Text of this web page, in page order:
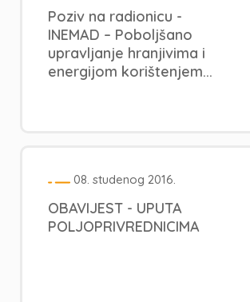
Poziv na radionicu -
INEMAD – Poboljšano
upravljanje hranjivima i
energijom korištenjem...
08. studenog 2016.
OBAVIJEST - UPUTA
POLJOPRIVREDNICIMA